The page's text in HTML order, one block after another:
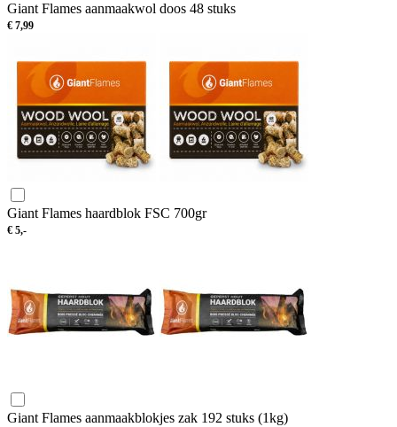
Giant Flames aanmaakwol doos 48 stuks
€ 7,99
Giant Flames haardblok FSC 700gr
€ 5,-
Giant Flames aanmaakblokjes zak 192 stuks (1kg)